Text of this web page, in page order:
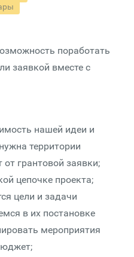
поработать
заявкой вместе с
нашей идеи и
территории
от грантовой заявки;
цепочке проекта;
цели и задачи
в их постановке
мероприятия